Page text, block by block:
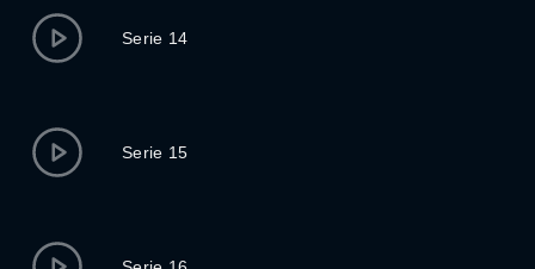
Serie 14
Serie 15